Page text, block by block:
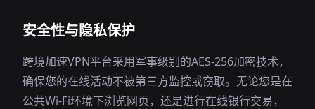
安全性与隐私保护
跨境加速VPN平台采用军事级别的AES-256加密技术，
确保您的在线活动不被第三方监控或窃取。无论您是在
公共Wi-Fi环境下浏览网页，还是进行在线银行交易，